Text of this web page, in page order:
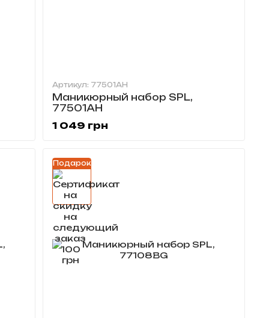
Артикул: 77501AH
Маникюрный набор SPL,
77501AH
1 049 грн
Подарок